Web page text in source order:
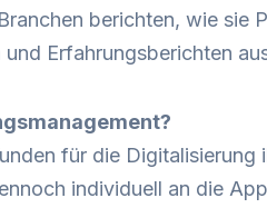
berichten, wie
Erfahrungsberichten
für die
individuell an die